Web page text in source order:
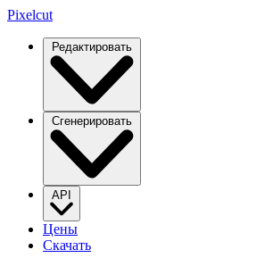
Pixelcut
Редактировать
Сгенерировать
API
Цены
Скачать